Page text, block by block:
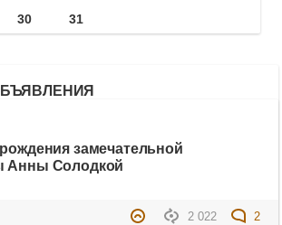
30 31
замечательной
Анны Солодкой
2 022
2